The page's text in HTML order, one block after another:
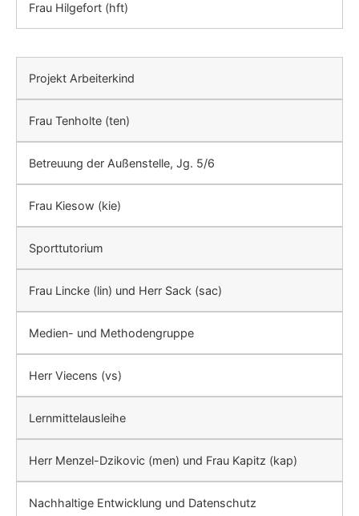
Frau Hilgefort (hft)
Projekt Arbeiterkind
Frau Tenholte (ten)
Betreuung der Außenstelle, Jg. 5/6
Frau Kiesow (kie)
Sporttutorium
Frau Lincke (lin) und Herr Sack (sac)
Medien- und Methodengruppe
Herr Viecens (vs)
Lernmittelausleihe
Herr Menzel-Dzikovic (men) und Frau Kapitz (kap)
Nachhaltige Entwicklung und Datenschutz